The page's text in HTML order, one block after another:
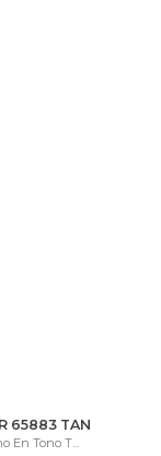
65883 TAN
En Tono T...